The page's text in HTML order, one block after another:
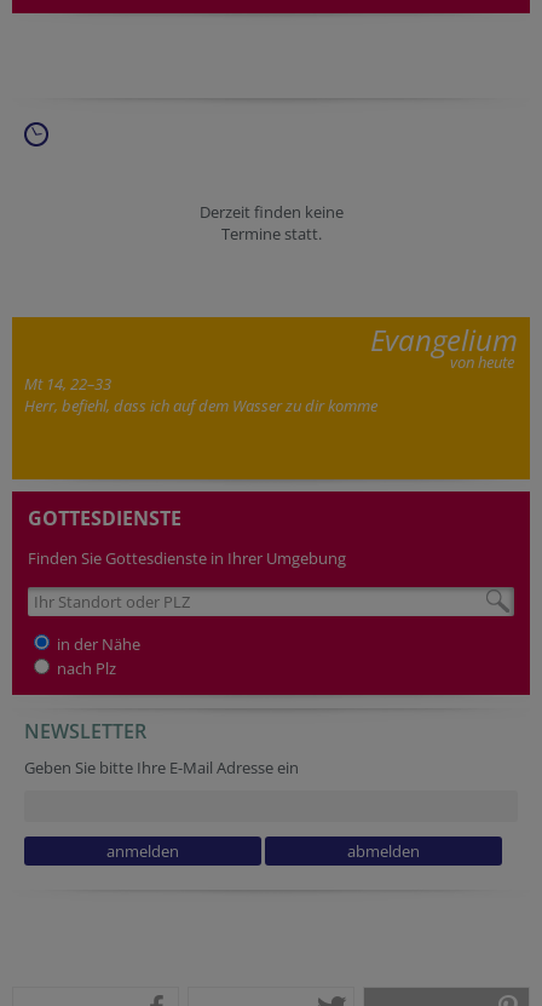
Derzeit finden keine
Termine statt.
Evangelium
von heute
Mt 14, 22–33
Herr, befiehl, dass ich auf dem Wasser zu dir komme
GOTTESDIENSTE
Finden Sie Gottesdienste in Ihrer Umgebung
in der Nähe
nach Plz
NEWSLETTER
Geben Sie bitte Ihre E-Mail Adresse ein